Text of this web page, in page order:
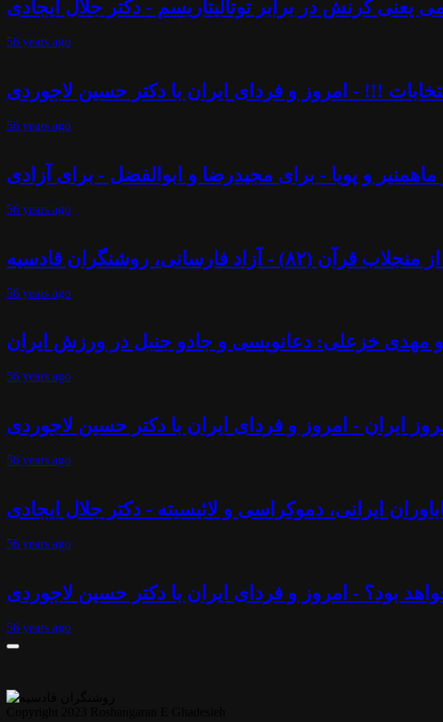
یعنی کُرنش در برابر توتالیتاریسم - دکتر جلال ایجادی
56 years ago
!!! - امروز و فردای ایران با دکتر حسین لاجوردی
56 years ago
ماهمنیر و پویا - برای مجیدرضا و ابوالفضل - برای آزادی
56 years ago
فارسانی، روشنگران قادسیه
56 years ago
مهدی خزعلی: دعانویسی و جادو جنبل در ورزش ایران
56 years ago
ایران - امروز و فردای ایران با دکتر حسین لاجوردی
56 years ago
ایرانی، دموکراسی و لائیسیته - دکتر جلال ایجادی
56 years ago
بود؟ - امروز و فردای ایران با دکتر حسین لاجوردی
56 years ago